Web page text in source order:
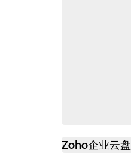
Zoho企业云盘